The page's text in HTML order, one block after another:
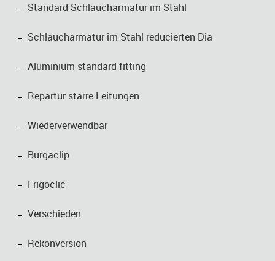
Standard Schlaucharmatur im Stahl
Schlaucharmatur im Stahl reducierten Dia
Aluminium standard fitting
Repartur starre Leitungen
Wiederverwendbar
Burgaclip
Frigoclic
Verschieden
Rekonversion